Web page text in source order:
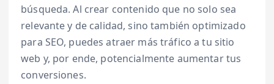
búsqueda. Al crear contenido que no solo sea
relevante y de calidad, sino también optimizado
para SEO, puedes atraer más tráfico a tu sitio
web y, por ende, potencialmente aumentar tus
conversiones.